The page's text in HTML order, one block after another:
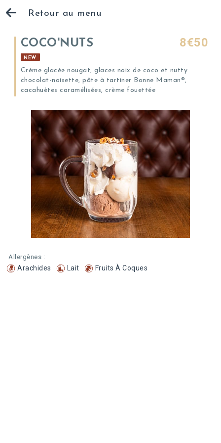
Retour au menu
COCO'NUTS 8€50
NEW
Crème glacée nougat, glaces noix de coco et nutty
chocolat-noisette, pâte à tartiner Bonne Maman®,
cacahuètes caramélisées, crème fouettée
Allergènes :
Arachides Lait Fruits À Coques